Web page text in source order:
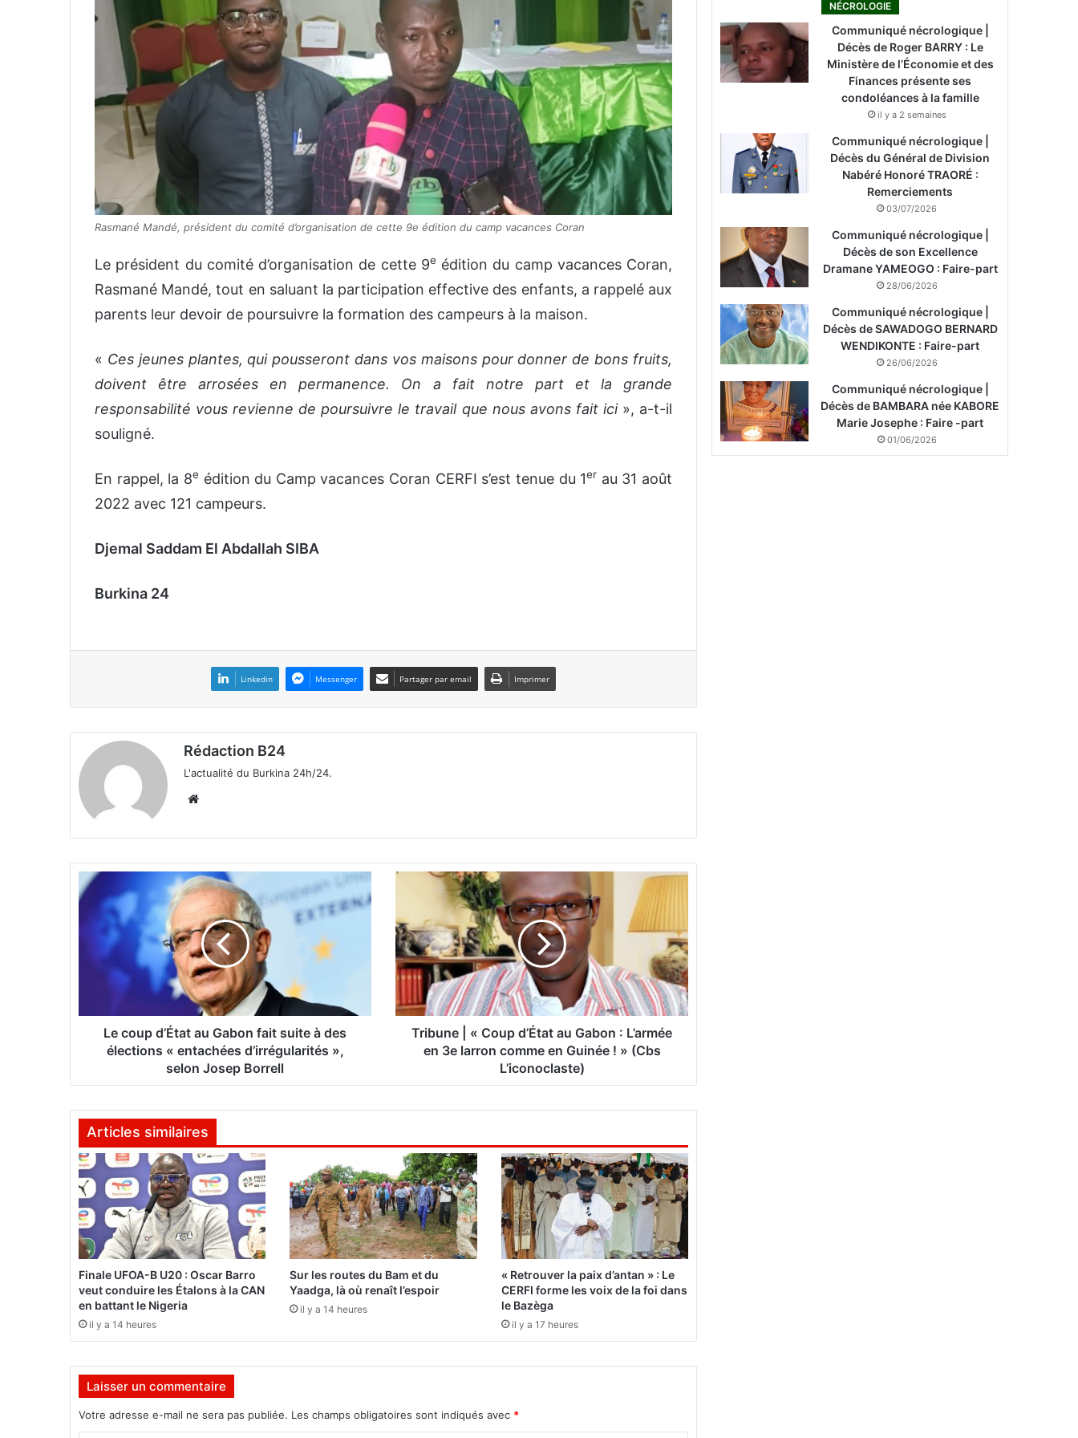
Rasmané Mandé, président du comité d’organisation de cette 9e édition du camp vacances Coran
Le président du comité d’organisation de cette 9e édition du camp vacances Coran,
Rasmané Mandé, tout en saluant la participation effective des enfants, a rappelé aux
parents leur devoir de poursuivre la formation des campeurs à la maison.
« Ces jeunes plantes, qui pousseront dans vos maisons pour donner de bons fruits,
doivent être arrosées en permanence. On a fait notre part et la grande
responsabilité vous revienne de poursuivre le travail que nous avons fait ici », a-t-il
souligné.
En rappel, la 8e édition du Camp vacances Coran CERFI s’est tenue du 1er au 31 août
2022 avec 121 campeurs.
Djemal Saddam El Abdallah SIBA
Burkina 24
Linkedin Messenger Partager par email Imprimer
Rédaction B24
L'actualité du Burkina 24h/24.
te
e
É
b
o
n
f
a
i
i
t
d
s
é
Le coup d’État au Gabon fait suite à des
élections « entachées d’irrégularités »,
selon Josep Borrell
b
u
n
e
«
t
t
a
u
G
a
o
a
é
Tribune | « Coup d’État au Gabon : L’armée
en 3e larron comme en Guinée ! » (Cbs
L’iconoclaste)
Articles similaires
Finale UFOA-B U20 : Oscar Barro
veut conduire les Étalons à la CAN
en battant le Nigeria
il y a 14 heures
Sur les routes du Bam et du
Yaadga, là où renaît l’espoir
il y a 14 heures
« Retrouver la paix d’antan » : Le
CERFI forme les voix de la foi dans
le Bazèga
il y a 17 heures
Laisser un commentaire
Votre adresse e-mail ne sera pas publiée. Les champs obligatoires sont indiqués avec *
NÉCROLOGIE
Communiqué nécrologique |
Décès de Roger BARRY : Le
Ministère de l’Économie et des
Finances présente ses
condoléances à la famille
il y a 2 semaines
Communiqué nécrologique |
Décès du Général de Division
Nabéré Honoré TRAORÉ :
Remerciements
03/07/2026
Communiqué nécrologique |
Décès de son Excellence
Dramane YAMEOGO : Faire-part
28/06/2026
Communiqué nécrologique |
Décès de SAWADOGO BERNARD
WENDIKONTE : Faire-part
26/06/2026
Communiqué nécrologique |
Décès de BAMBARA née KABORE
Marie Josephe : Faire -part
01/06/2026